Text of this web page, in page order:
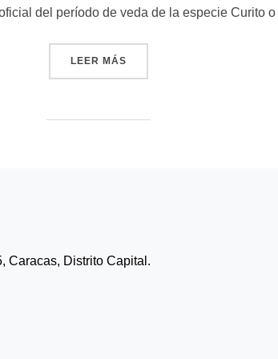
del período de veda de la especie Curito
LEER MÁS
Caracas, Distrito Capital.